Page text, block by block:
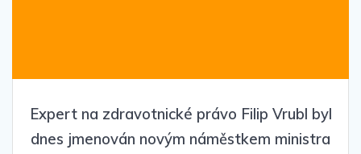
Expert na zdravotnické právo Filip Vrubl byl
dnes jmenován novým náměstkem ministra